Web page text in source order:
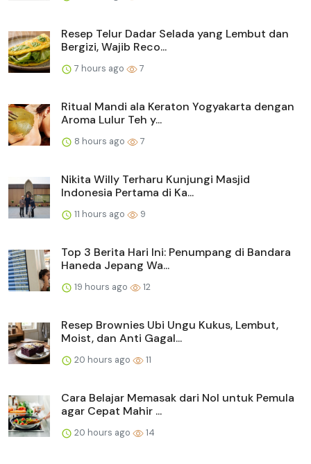
Resep Telur Dadar Selada yang Lembut dan
Bergizi, Wajib Reco...
7 hours ago 7
Ritual Mandi ala Keraton Yogyakarta dengan
Aroma Lulur Teh y...
8 hours ago 7
Nikita Willy Terharu Kunjungi Masjid
Indonesia Pertama di Ka...
11 hours ago 9
Top 3 Berita Hari Ini: Penumpang di Bandara
Haneda Jepang Wa...
19 hours ago 12
Resep Brownies Ubi Ungu Kukus, Lembut,
Moist, dan Anti Gagal...
20 hours ago 11
Cara Belajar Memasak dari Nol untuk Pemula
agar Cepat Mahir ...
20 hours ago 14